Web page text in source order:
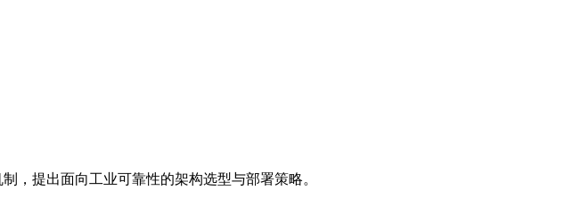
，提出面向工业可靠性的架构选型与部署策略。